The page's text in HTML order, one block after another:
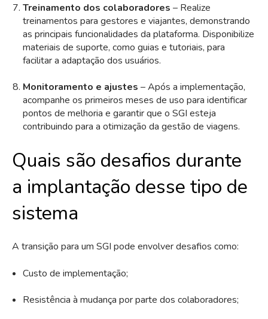
Treinamento dos colaboradores – Realize
treinamentos para gestores e viajantes, demonstrando
as principais funcionalidades da plataforma. Disponibilize
materiais de suporte, como guias e tutoriais, para
facilitar a adaptação dos usuários.
Monitoramento e ajustes – Após a implementação,
acompanhe os primeiros meses de uso para identificar
pontos de melhoria e garantir que o SGI esteja
contribuindo para a otimização da gestão de viagens.
Quais são desafios durante
a implantação desse tipo de
sistema
A transição para um SGI pode envolver desafios como:
Custo de implementação;
Resistência à mudança por parte dos colaboradores;